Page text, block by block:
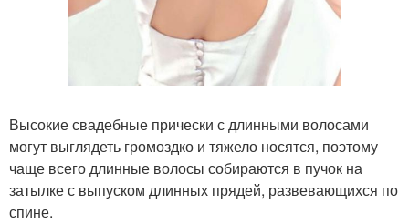
Высокие свадебные прически с длинными волосами
могут выглядеть громоздко и тяжело носятся, поэтому
чаще всего длинные волосы собираются в пучок на
затылке с выпуском длинных прядей, развевающихся по
спине.